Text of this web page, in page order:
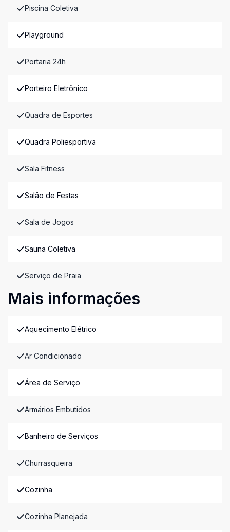
Piscina Coletiva
Playground
Portaria 24h
Porteiro Eletrônico
Quadra de Esportes
Quadra Poliesportiva
Sala Fitness
Salão de Festas
Sala de Jogos
Sauna Coletiva
Serviço de Praia
Mais informações
Aquecimento Elétrico
Ar Condicionado
Área de Serviço
Armários Embutidos
Banheiro de Serviços
Churrasqueira
Cozinha
Cozinha Planejada